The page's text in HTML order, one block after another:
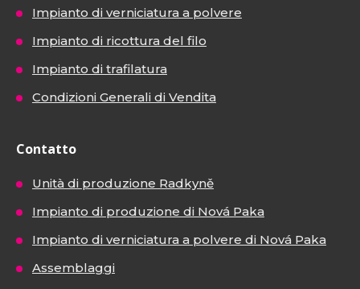
Impianto di verniciatura a polvere
Impianto di ricottura del filo
Impianto di trafilatura
Condizioni Generali di Vendita
Contatto
Unità di produzione Radkyně
Impianto di produzione di Nová Paka
Impianto di verniciatura a polvere di Nová Paka
Assemblaggi